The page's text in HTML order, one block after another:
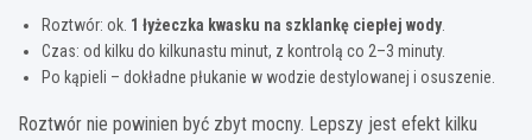
Roztwór: ok. 1 łyżeczka kwasku na szklankę ciepłej wody.
Czas: od kilku do kilkunastu minut, z kontrolą co 2–3 minuty.
Po kąpieli – dokładne płukanie w wodzie destylowanej i osuszenie.
Roztwór nie powinien być zbyt mocny. Lepszy jest efekt kilku